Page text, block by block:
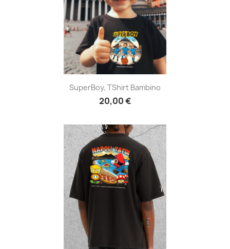
SuperBoy, TShirt Bambino
20,00 €